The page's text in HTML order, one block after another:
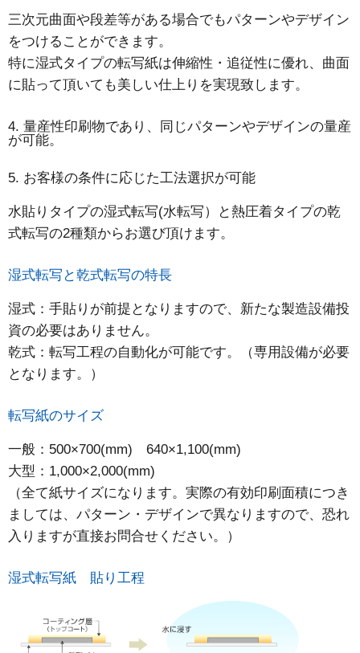
三次元曲面や段差等がある場合でもパターンやデザイン
をつけることができます。
特に湿式タイプの転写紙は伸縮性・追従性に優れ、曲面
に貼って頂いても美しい仕上りを実現致します。
4. 量産性印刷物であり、同じパターンやデザインの量産
が可能。
5. お客様の条件に応じた工法選択が可能
水貼りタイプの湿式転写(水転写）と熱圧着タイプの乾
式転写の2種類からお選び頂けます。
湿式転写と乾式転写の特長
湿式：手貼りが前提となりますので、新たな製造設備投
資の必要はありません。
乾式：転写工程の自動化が可能です。（専用設備が必要
となります。）
転写紙のサイズ
一般：500×700(mm) 640×1,100(mm)
大型：1,000×2,000(mm)
（全て紙サイズになります。実際の有効印刷面積につき
ましては、パターン・デザインで異なりますので、恐れ
入りますが直接お問合せください。）
湿式転写紙 貼り工程